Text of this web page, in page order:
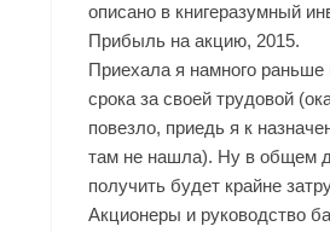
описано в книгеразумный
Прибыль на акцию, 2015.
Приехала я намного раньше
срока за своей трудовой
повезло, приедь я к
там не нашла). Ну в общем
получить будет крайне
Акционеры и руководство